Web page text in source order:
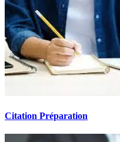
Citation Préparation